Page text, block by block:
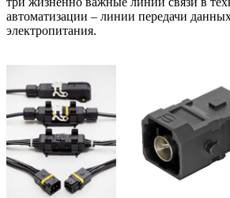
автоматизации – линии передачи
электропитания.